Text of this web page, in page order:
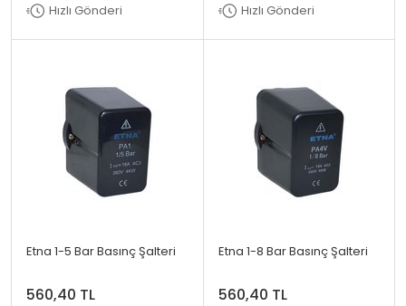
Hızlı Gönderi Hızlı Gönderi
Etna 1-5 Bar Basınç Şalteri
560,40 TL
Etna 1-8 Bar Basınç Şalteri
560,40 TL